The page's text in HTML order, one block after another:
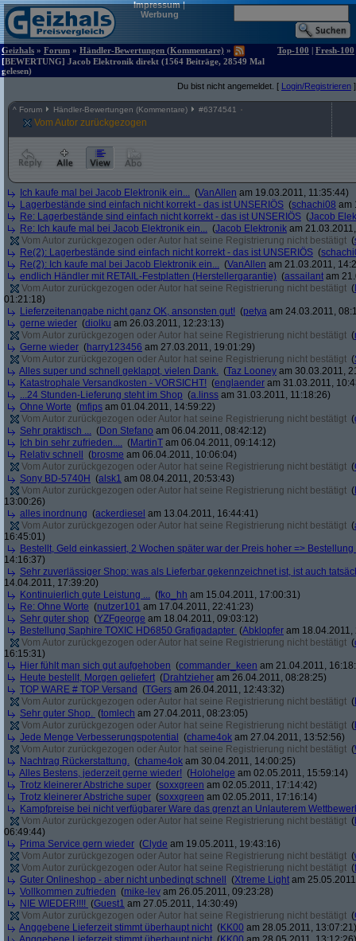
Impressum|
Werbung
Geizhals » Forum » Händler-Bewertungen (Kommentare) »
[BEWERTUNG] Jacob Elektronik direkt (1564 Beiträge, 28549 Mal
gelesen)
Top-100 | Fresh-100
Du bist nicht angemeldet. [ Login/Registrieren ]
^ Forum Händler-Bewertungen (Kommentare) #6374541
Vom Autor zurückgezogen
Ich kaufe mal bei Jacob Elektronik ein... (VanAllen am 19.03.2011, 11:35:44)
Lagerbestände sind einfach nicht korrekt - das ist UNSERIÖS (schachi08 am
Re: Lagerbestände sind einfach nicht korrekt - das ist UNSERIÖS (Jacob
Re: Ich kaufe mal bei Jacob Elektronik ein... (Jacob Elektronik am
Vom Autor zurückgezogen oder Autor hat seine Registrierung nicht bestätigt (
Re(2): Lagerbestände sind einfach nicht korrekt - das ist UNSERIÖS (
Re(2): Ich kaufe mal bei Jacob Elektronik ein... (VanAllen am 21.03.2011,
endlich Händler mit RETAIL-Festplatten (Herstellergarantie) (assailant am
Vom Autor zurückgezogen oder Autor hat seine Registrierung nicht bestätigt (
01:21:18)
Lieferzeitenangabe nicht ganz OK, ansonsten gut! (petya am 24.03.2011,
gerne wieder (diolku am 26.03.2011, 12:23:13)
Vom Autor zurückgezogen oder Autor hat seine Registrierung nicht bestätigt (
Gerne wieder (harry123456 am 27.03.2011, 19:01:29)
Vom Autor zurückgezogen oder Autor hat seine Registrierung nicht bestätigt (
Alles super und schnell geklappt, vielen Dank. (Taz Looney am 30.03.2011,
Katastrophale Versandkosten - VORSICHT! (englaender am 31.03.2011,
...24 Stunden-Lieferung steht im Shop (a.linss am 31.03.2011, 11:18:26)
Ohne Worte (mfips am 01.04.2011, 14:59:22)
Vom Autor zurückgezogen oder Autor hat seine Registrierung nicht bestätigt (
Sehr praktisch ... (Don Stefano am 06.04.2011, 08:42:12)
Ich bin sehr zufrieden.... (MartinT am 06.04.2011, 09:14:12)
Relativ schnell
(brosme am 06.04.2011, 10:06:04)
Vom Autor zurückgezogen oder Autor hat seine Registrierung nicht bestätigt (
Sony BD-5740H (alsk1 am 08.04.2011, 20:53:43)
Vom Autor zurückgezogen oder Autor hat seine Registrierung nicht bestätigt (
13:00:26)
alles inordnung (ackerdiesel am 13.04.2011, 16:44:41)
Vom Autor zurückgezogen oder Autor hat seine Registrierung nicht bestätigt (
16:45:01)
Bestellt, Geld einkassiert, 2 Wochen später war der Preis hoher => Bestellung
14:16:37)
Sehr zuverlässiger Shop: was als Lieferbar gekennzeichnet ist, ist auch
14.04.2011, 17:39:20)
Kontinuierlich gute Leistung ... (fko_hh am 15.04.2011, 17:00:31)
Re: Ohne Worte (nutzer101 am 17.04.2011, 22:41:23)
Sehr guter shop (YZFgeorge am 18.04.2011, 09:03:12)
Bestellung Saphire TOXIC HD6850 Grafigadapter (Abklopfer am 18.04.2011,
Vom Autor zurückgezogen oder Autor hat seine Registrierung nicht bestätigt (
16:15:31)
Hier fühlt man sich gut aufgehoben (commander_keen am 21.04.2011,
Heute bestellt, Morgen geliefert (Drahtzieher am 26.04.2011, 08:28:25)
TOP WARE # TOP Versand (TGers am 26.04.2011, 12:43:32)
Vom Autor zurückgezogen oder Autor hat seine Registrierung nicht bestätigt (
Sehr guter Shop. (tomlech am 27.04.2011, 08:23:05)
Vom Autor zurückgezogen oder Autor hat seine Registrierung nicht bestätigt (
Jede Menge Verbesserungspotential
(chame4ok am 27.04.2011, 13:52:56)
Vom Autor zurückgezogen oder Autor hat seine Registrierung nicht bestätigt (
Nachtrag Rückerstattung. (chame4ok am 30.04.2011, 14:00:25)
Alles Bestens, jederzeit gerne wieder! (Holohelge am 02.05.2011, 15:59:14)
Trotz kleinerer Abstriche super (soxxgreen am 02.05.2011, 17:14:42)
Trotz kleinerer Abstriche super (soxxgreen am 02.05.2011, 17:16:14)
Kampfpreise bei nicht verfügbarer Ware das grenzt an Unlauterem
Vom Autor zurückgezogen oder Autor hat seine Registrierung nicht bestätigt (
06:49:44)
Prima Service gern wieder (Clyde am 19.05.2011, 19:43:16)
Vom Autor zurückgezogen oder Autor hat seine Registrierung nicht bestätigt (
Vom Autor zurückgezogen oder Autor hat seine Registrierung nicht bestätigt (
Guter Onlineshop - aber nicht unbedingt schnell
(Xtreme Light am
Vollkommen zufrieden (mike-lev am 26.05.2011, 09:23:28)
NIE WIEDER!!!! (Guest1 am 27.05.2011, 14:30:49)
Vom Autor zurückgezogen oder Autor hat seine Registrierung nicht bestätigt (
Anggebene Lieferzeit stimmt überhaupt nicht (KK00 am 28.05.2011, 13:07:21)